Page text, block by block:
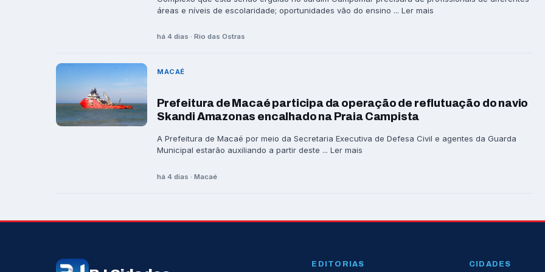
áreas e níveis de escolaridade; oportunidades vão do ensino ... Ler mais
há 4 dias · Rio das Ostras
MACAÉ
Prefeitura de Macaé participa da operação de reflutuação do navio
Skandi Amazonas encalhado na Praia Campista
A Prefeitura de Macaé por meio da Secretaria Executiva de Defesa Civil e agentes da Guarda
Municipal estarão auxiliando a partir deste ... Ler mais
há 4 dias · Macaé
EDITORIAS CIDADES